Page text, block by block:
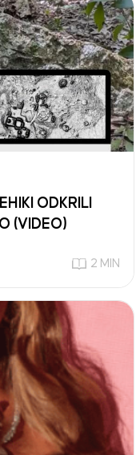
ODKRILI
(VIDEO)
2 MIN